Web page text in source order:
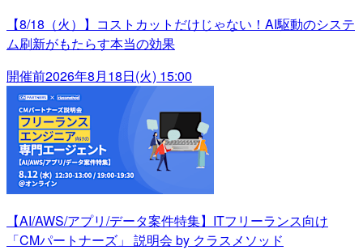
【8/18（火）】コストカットだけじゃない！AI駆動のシステ
ム刷新がもたらす本当の効果
開催前2026年8月18日(火) 15:00
【AI/AWS/アプリ/データ案件特集】ITフリーランス向け
「CMパートナーズ」 説明会 by クラスメソッド